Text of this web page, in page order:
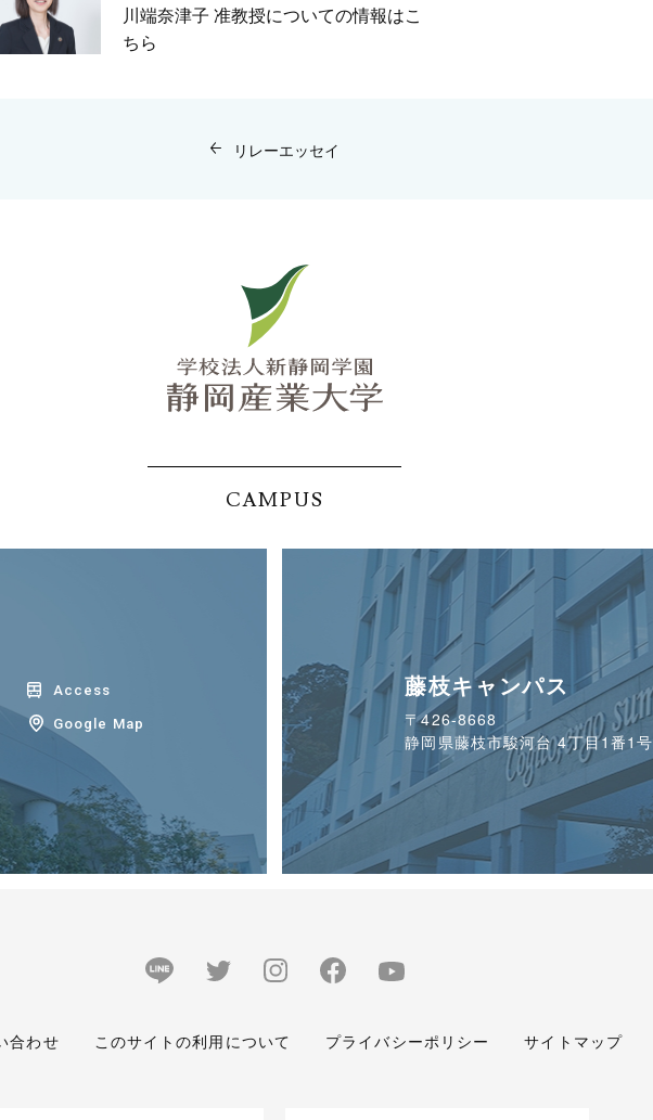
川端奈津子 准教授についての情報はこ
ちら
リレーエッセイ
CAMPUS
Access
Google Map
藤枝キャンパス
〒426-8668
静岡県藤枝市駿河台 4丁目1番1号
合わせ このサイトの利用について プライバシーポリシー サイトマップ